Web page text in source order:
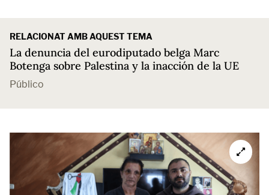
RELACIONAT AMB AQUEST TEMA
La denuncia del eurodiputado belga Marc
Botenga sobre Palestina y la inacción de la UE
Público